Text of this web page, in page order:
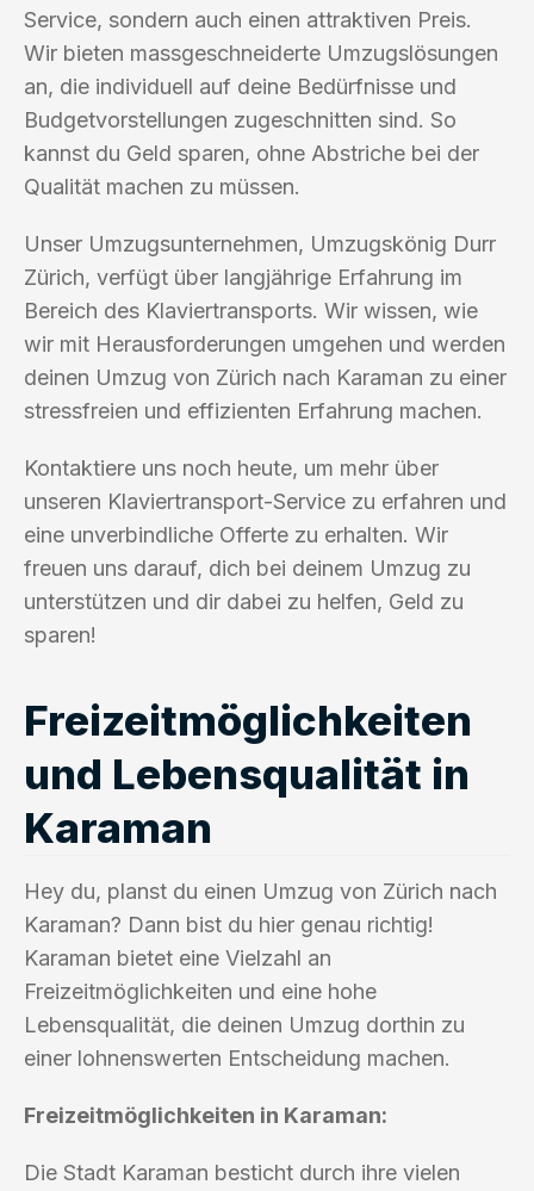
Service, sondern auch einen attraktiven Preis.
Wir bieten massgeschneiderte Umzugslösungen
an, die individuell auf deine Bedürfnisse und
Budgetvorstellungen zugeschnitten sind. So
kannst du Geld sparen, ohne Abstriche bei der
Qualität machen zu müssen.
Unser Umzugsunternehmen, Umzugskönig Durr
Zürich, verfügt über langjährige Erfahrung im
Bereich des Klaviertransports. Wir wissen, wie
wir mit Herausforderungen umgehen und werden
deinen Umzug von Zürich nach Karaman zu einer
stressfreien und effizienten Erfahrung machen.
Kontaktiere uns noch heute, um mehr über
unseren Klaviertransport-Service zu erfahren und
eine unverbindliche Offerte zu erhalten. Wir
freuen uns darauf, dich bei deinem Umzug zu
unterstützen und dir dabei zu helfen, Geld zu
sparen!
Freizeitmöglichkeiten
und Lebensqualität in
Karaman
Hey du, planst du einen Umzug von Zürich nach
Karaman? Dann bist du hier genau richtig!
Karaman bietet eine Vielzahl an
Freizeitmöglichkeiten und eine hohe
Lebensqualität, die deinen Umzug dorthin zu
einer lohnenswerten Entscheidung machen.
Freizeitmöglichkeiten in Karaman:
Die Stadt Karaman besticht durch ihre vielen